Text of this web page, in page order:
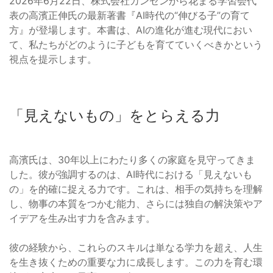
表の高濱正伸氏の最新著書『AI時代の“伸びる子”の育て
方』が登場します。本書は、AIの進化が進む現代におい
て、私たちがどのように子どもを育てていくべきかという
視点を提示します。
「見えないもの」をとらえる力
高濱氏は、30年以上にわたり多くの家庭を見守ってきま
した。彼が強調するのは、AI時代における「見えないも
の」を的確に捉える力です。これは、相手の気持ちを理解
し、物事の本質をつかむ能力、さらには独自の解決策やア
イデアを生み出す力を含みます。
彼の経験から、これらのスキルは単なる学力を超え、人生
を生き抜くための重要な力に成長します。この力を育む環